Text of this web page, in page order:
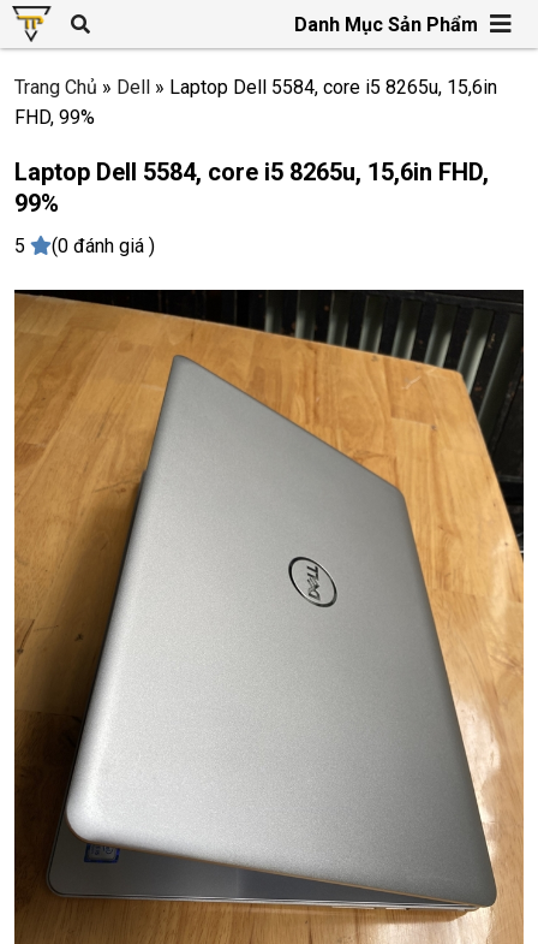
Danh Mục Sản Phẩm
Trang Chủ » Dell » Laptop Dell 5584, core i5 8265u, 15,6in
FHD, 99%
Laptop Dell 5584, core i5 8265u, 15,6in FHD,
99%
5 (0 đánh giá )